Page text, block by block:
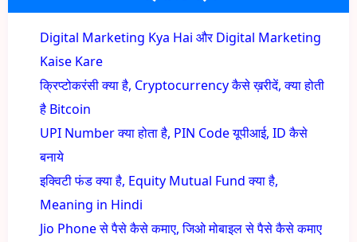
Digital Marketing Kya Hai और Digital Marketing
Kaise Kare
क्रिप्टोकरंसी क्या है, Cryptocurrency कैसे ख़रीदें, क्या होती
है Bitcoin
UPI Number क्या होता है, PIN Code यूपीआई, ID कैसे
बनाये
इक्विटी फंड क्या है, Equity Mutual Fund क्या है,
Meaning in Hindi
Jio Phone से पैसे कैसे कमाए, जिओ मोबाइल से पैसे कैसे कमाए